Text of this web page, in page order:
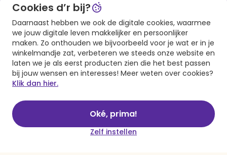
Hallmark en KinderpostzegelsAanmelden
Download onze app
Cookies d’r bij?
Daarnaast hebben we ook de digitale cookies, waarmee
we jouw digitale leven makkelijker en persoonlijker
maken. Zo onthouden we bijvoorbeeld voor je wat er in je
winkelmandje zat, verbeteren we steeds onze website en
laten we je als eerst producten zien die het best passen
bij jouw wensen en interesses! Meer weten over cookies?
Klik dan hier.
Oké, prima!
Zelf instellen